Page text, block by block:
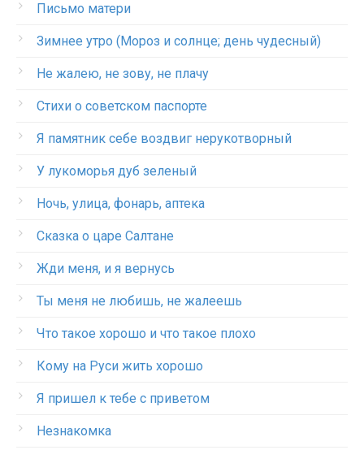
Письмо матери
Зимнее утро (Мороз и солнце; день чудесный)
Не жалею, не зову, не плачу
Стихи о советском паспорте
Я памятник себе воздвиг нерукотворный
У лукоморья дуб зеленый
Ночь, улица, фонарь, аптека
Сказка о царе Салтане
Жди меня, и я вернусь
Ты меня не любишь, не жалеешь
Что такое хорошо и что такое плохо
Кому на Руси жить хорошо
Я пришел к тебе с приветом
Незнакомка